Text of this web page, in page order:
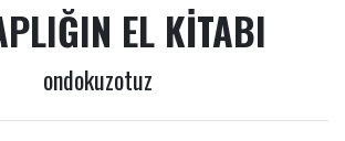
EL KITABI
ondokuzotuz